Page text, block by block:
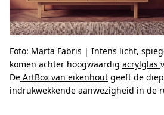
Foto: Marta Fabris | Intens licht,
komen achter hoogwaardig acrylglas
De ArtBox van eikenhout geeft de
indrukwekkende aanwezigheid in de